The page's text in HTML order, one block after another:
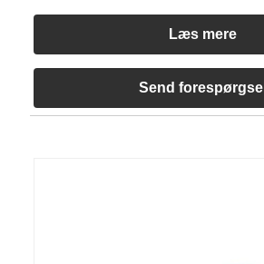
Læs mere
Send forespørgsel